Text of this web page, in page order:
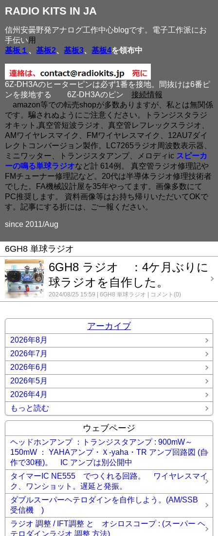
RADIO KITS IN JA
信州安曇野発アナログ工作中心blogです。電子工作派にお
手伝い用
基板１ 、 基板2、 基板3、 基板4を領布中
6Z-DH3Aのヒーターピンは必ず1番を接地。間抜けは6番ピ
ンを接地する
6Z-DH3Aのピン 接続情報
amazon等での転売shopが多数ありますが、私とは無関係
です。騙されぬようにご注意ください。トランジスタラジ
オキット,真空管短波ラジオ、真空管レフレックスラジオ、
AMワイヤレスマイク、FMワイヤレスマイク、12AU7ダイ
レクトコンバージョン製作。LC7265ラジオ周波数表示器、
ミニワッター、トランジスタアンプ、メロディic スピーカ
ーの鳴る単球ラジオなど計 614例。 真空管ラジオ修理記や
FMチューナー修理記など。20代は半導体ラジオ修理技術者
でした。FA機械設計屋を35年やってます。画像多数にて
PC推奨します。 資料画像等はお持ち帰りいただいてOKで
す。記事にする折には、ご一報ください。
since 2011/Aug
6GH8 単球ラジオ
6GH8 ラジオ ：4ケ月ぶりに
球ラジオを自作した。
2024/08/25 15:59 6GH8 単球ラジオ コメント(0)
アーカイブ
2026年8月
2026年7月
2026年6月
2026年5月
2026年4月
もっと読む
ウェブページ
ヘッドホンアンプ ：トランジスタアンプ : 900mW～
150mW ： YAHAアンプ・Ｘ-yaha・TR アンプ回路図 (自
作で30種)。 IC アンプは別公開中
タイマーIC NE555 でつくれる回路。 ワイヤレスマイ
ク、ワンショット。遅延と発振。
ダブルスーパーヘテロダインを自作しよう。(AM/SSB
受信機 )
ラジオ 調整 / IFT調整 と オシロスコープ : (スーパー ヘ
テロダインラジオ 調整 方法)